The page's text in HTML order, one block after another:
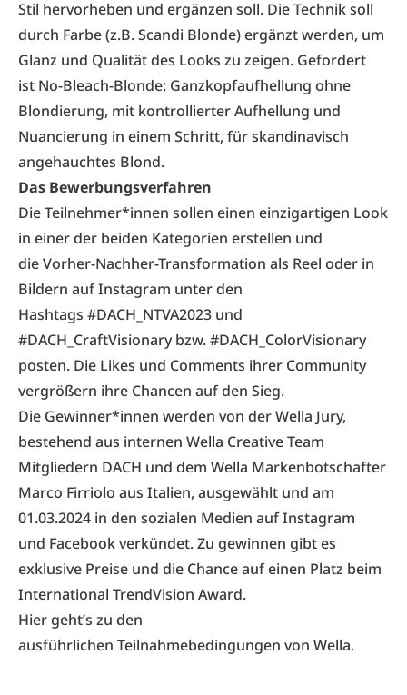
Stil hervorheben und ergänzen soll. Die Technik soll
durch Farbe (z.B. Scandi Blonde) ergänzt werden, um
Glanz und Qualität des Looks zu zeigen. Gefordert
ist No-Bleach-Blonde: Ganzkopfaufhellung ohne
Blondierung, mit kontrollierter Aufhellung und
Nuancierung in einem Schritt, für skandinavisch
angehauchtes Blond.
Das Bewerbungsverfahren
Die Teilnehmer*innen sollen einen einzigartigen Look
in einer der beiden Kategorien erstellen und
die Vorher-Nachher-Transformation als Reel oder in
Bildern auf Instagram unter den
Hashtags #DACH_NTVA2023 und
#DACH_CraftVisionary bzw. #DACH_ColorVisionary
posten. Die Likes und Comments ihrer Community
vergrößern ihre Chancen auf den Sieg.
Die Gewinner*innen werden von der Wella Jury,
bestehend aus internen Wella Creative Team
Mitgliedern DACH und dem Wella Markenbotschafter
Marco Firriolo aus Italien, ausgewählt und am
01.03.2024 in den sozialen Medien auf Instagram
und Facebook verkündet. Zu gewinnen gibt es
exklusive Preise und die Chance auf einen Platz beim
International TrendVision Award.
Hier geht’s zu den
ausführlichen Teilnahmebedingungen von Wella.